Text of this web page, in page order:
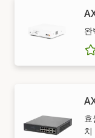
완
치
Axis 제품 정보,